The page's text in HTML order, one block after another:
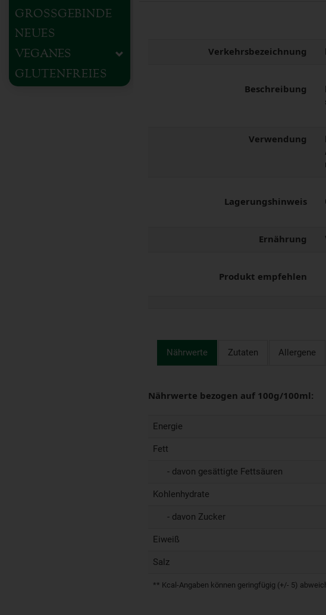
GROSSGEBINDE
NEUES
VEGANES
GLUTENFREIES
Verkehrsbezeichnung
Beschreibung
Verwendung
Lagerungshinweis
Ernährung
Produkt empfehlen
Nährwerte Zutaten Allergene
Nährwerte bezogen auf 100g/100ml:
Energie
Fett
- davon gesättigte Fettsäuren
Kohlenhydrate
- davon Zucker
Eiweiß
Salz
** Kcal-Angaben können geringfügig (+/- 5)